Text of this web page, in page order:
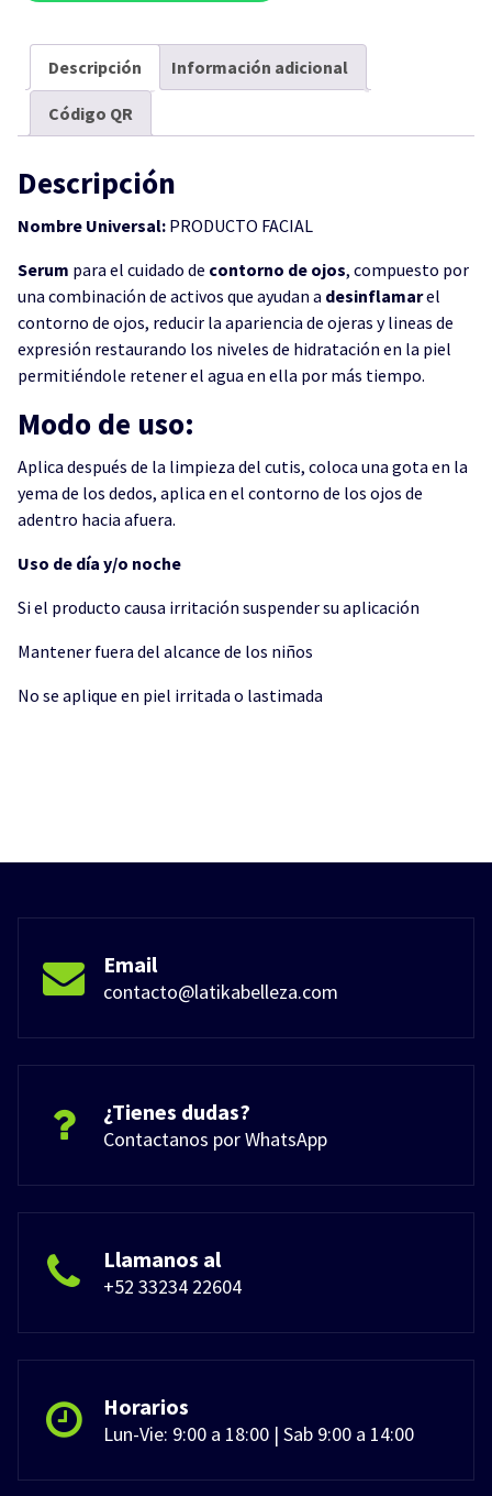
Descripción Información adicional
Código QR
Descripción
Nombre Universal: PRODUCTO FACIAL
Serum para el cuidado de contorno de ojos, compuesto por
una combinación de activos que ayudan a desinflamarel
contorno de ojos, reducir la apariencia de ojeras y lineas de
expresión restaurando los niveles de hidratación en la piel
permitiéndole retener el agua en ella por más tiempo.
Modo de uso:
Aplica después de la limpieza del cutis, coloca una gota en la
yema de los dedos, aplica en el contorno de los ojos de
adentro hacia afuera.
Uso de día y/o noche
Si el producto causa irritación suspender su aplicación
Mantener fuera del alcance de los niños
No se aplique en piel irritada o lastimada
Email
contacto@latikabelleza.com
¿Tienes dudas?
Contactanos por WhatsApp
Llamanos al
+52 33234 22604
Horarios
Lun-Vie: 9:00 a 18:00 | Sab 9:00 a 14:00